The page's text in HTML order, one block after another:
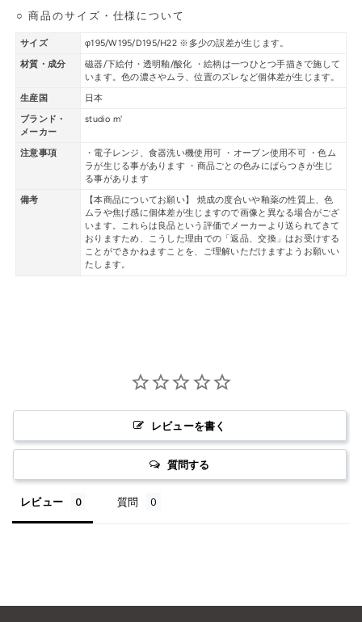
○ 商品のサイズ・仕様について
サイズ
φ195/W195/D195/H22 ※多少の誤差が生じます。
材質・成分
磁器/下絵付・透明釉/酸化 ・絵柄は一つひとつ手描きで施して
います。色の濃さやムラ、位置のズレなど個体差が生じます。
生産国
日本
ブランド・
メーカー
studio m'
注意事項
・電子レンジ、食器洗い機使用可 ・オーブン使用不可 ・色ム
ラが生じる事があります ・商品ごとの色みにばらつきが生じ
る事があります
備考
【本商品についてお願い】 焼成の度合いや釉薬の性質上、色
ムラや焦げ感に個体差が生じますので画像と異なる場合がござ
います。これらは良品という評価でメーカーより送られてきて
おりますため、こうした理由での「返品、交換」はお受けする
ことができかねますことを、ご理解いただけますようお願いい
たします。
レビューを書く
質問する
レビュー 質問